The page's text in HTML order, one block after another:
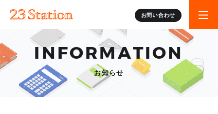
お問い合わせ
INFORMATION
お知らせ